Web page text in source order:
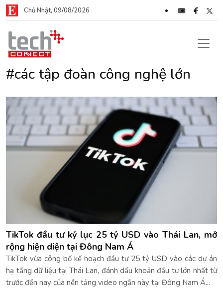
Chủ Nhật, 09/08/2026
#các tập đoàn công nghệ lớn
TikTok đầu tư kỷ lục 25 tỷ USD vào Thái Lan, mở
rộng hiện diện tại Đông Nam Á
TikTok vừa công bố kế hoạch đầu tư 25 tỷ USD vào các dự án
hạ tầng dữ liệu tại Thái Lan, đánh dấu khoản đầu tư lớn nhất từ
trước đến nay của nền tảng video ngắn này tại Đông Nam Á...